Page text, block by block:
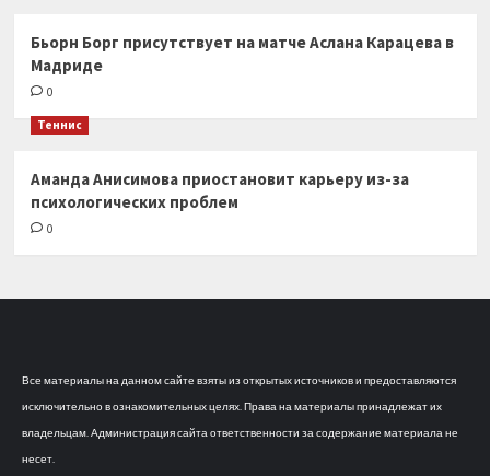
Бьорн Борг присутствует на матче Аслана Карацева в
Мадриде
0
Теннис
Аманда Анисимова приостановит карьеру из-за
психологических проблем
0
Все материалы на данном сайте взяты из открытых источников и предоставляются
исключительно в ознакомительных целях. Права на материалы принадлежат их
владельцам. Администрация сайта ответственности за содержание материала не
несет.